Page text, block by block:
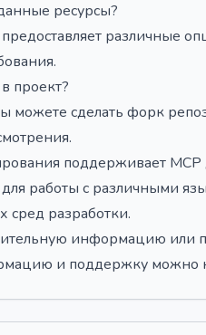
ресурсы?
различные
проект?
можете сделать форк
поддерживает MCP
работы с различными
сред разработки.
информацию или
и поддержку можно